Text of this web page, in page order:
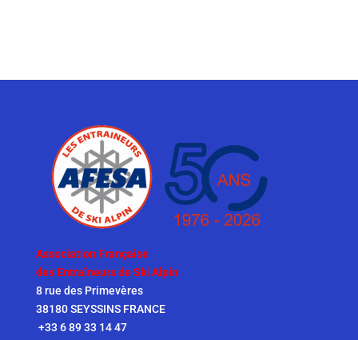
Association Française
des Entraîneurs de Ski Alpin
8 rue des Primevères
38180 SEYSSINS FRANCE
+33 6 89 33 14 47